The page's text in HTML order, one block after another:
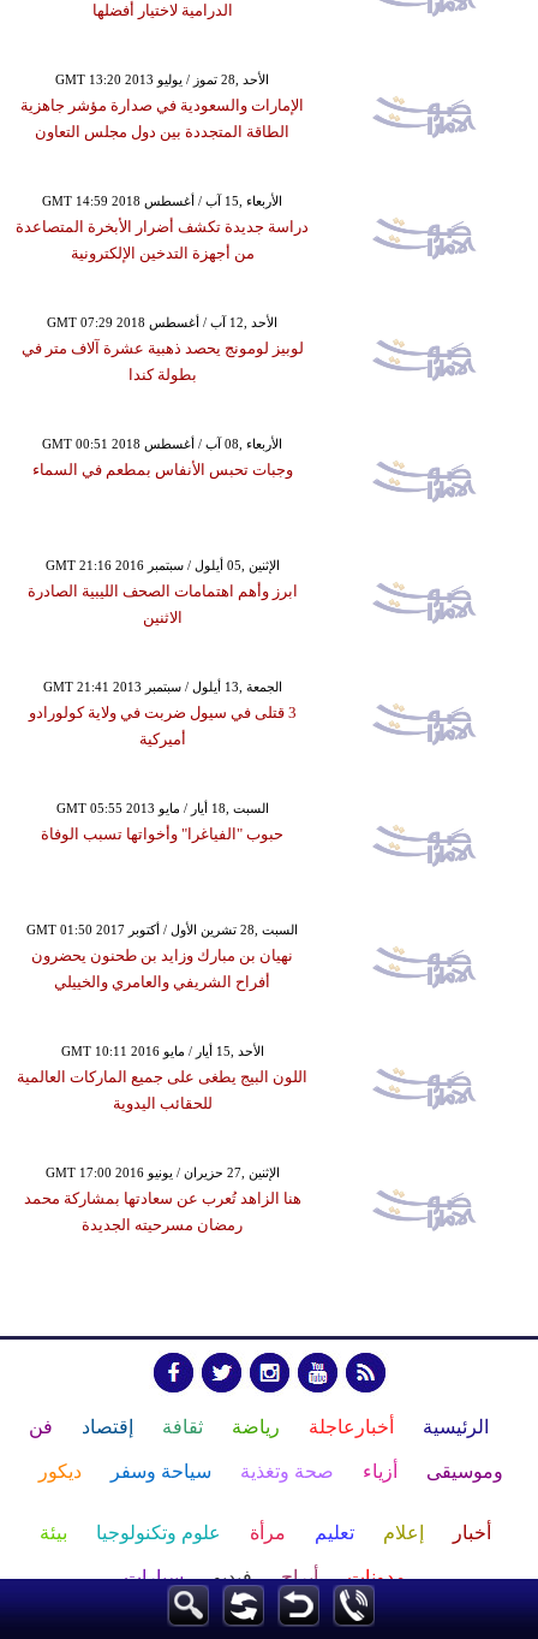
الدرامية لاختيار أفضلها
GMT 13:20 2013 الأحد ,28 تموز / يوليو
الإمارات والسعودية في صدارة مؤشر جاهزية
الطاقة المتجددة بين دول مجلس التعاون
GMT 14:59 2018 الأربعاء ,15 آب / أغسطس
دراسة جديدة تكشف أضرار الأبخرة المتصاعدة
من أجهزة التدخين الإلكترونية
GMT 07:29 2018 الأحد ,12 آب / أغسطس
لوبيز لومونج يحصد ذهبية عشرة آلاف متر في
بطولة كندا
GMT 00:51 2018 الأربعاء ,08 آب / أغسطس
وجبات تحبس الأنفاس بمطعم في السماء
GMT 21:16 2016 الإثنين ,05 أيلول / سبتمبر
ابرز وأهم اهتمامات الصحف الليبية الصادرة
الاثنين
GMT 21:41 2013 الجمعة ,13 أيلول / سبتمبر
3 قتلى في سيول ضربت في ولاية كولورادو
أميركية
GMT 05:55 2013 السبت ,18 أيار / مايو
حبوب "الفياغرا" وأخواتها تسبب الوفاة
GMT 01:50 2017 السبت ,28 تشرين الأول / أكتوبر
نهيان بن مبارك وزايد بن طحنون يحضرون
أفراح الشريفي والعامري والخييلي
GMT 10:11 2016 الأحد ,15 أيار / مايو
اللون البيج يطغى على جميع الماركات العالمية
للحقائب اليدوية
GMT 17:00 2016 الإثنين ,27 حزيران / يونيو
هنا الزاهد تُعرب عن سعادتها بمشاركة محمد
رمضان مسرحيته الجديدة
الرئيسية أخبارعاجلة رياضة ثقافة إقتصاد فن
وموسيقى أزياء صحة وتغذية سياحة وسفر ديكور
أخبار إعلام تعليم مرأة علوم وتكنولوجيا بيئة
مدونات أبراج فيديو سيارات